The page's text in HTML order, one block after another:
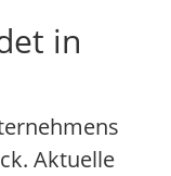
in
Aktuelle